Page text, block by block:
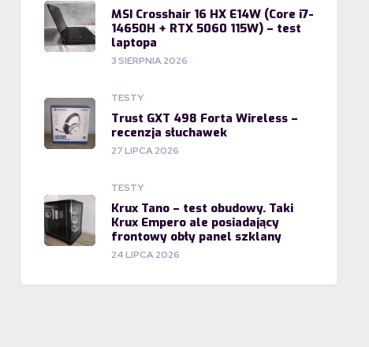
MSI Crosshair 16 HX E14W (Core i7-
14650H + RTX 5060 115W) – test
laptopa
3 SIERPNIA 2026
TESTY
Trust GXT 498 Forta Wireless –
recenzja słuchawek
27 LIPCA 2026
TESTY
Krux Tano – test obudowy. Taki
Krux Empero ale posiadający
frontowy obły panel szklany
24 LIPCA 2026